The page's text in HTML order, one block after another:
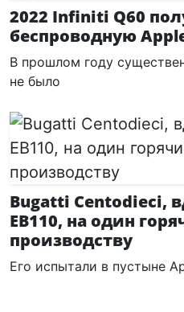
2022 Infiniti Q60
беспроводную
В прошлом году
не было
Bugatti Centodieci,
EB110, на один
производству
Его испытали в пустыне